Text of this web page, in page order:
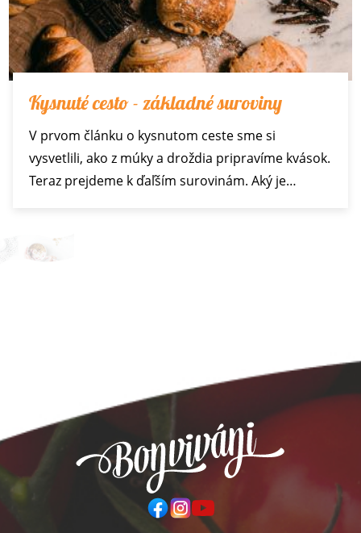
Kysnuté cesto - základné suroviny
V prvom článku o kysnutom ceste sme si
vysvetlili, ako z múky a droždia pripravíme kvások.
Teraz prejdeme k ďaľším surovinám. Aký je…